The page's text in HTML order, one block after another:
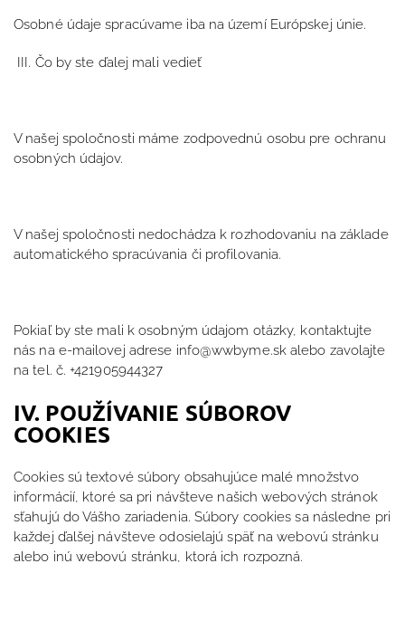
Osobné údaje spracúvame iba na území Európskej únie.
III. Čo by ste ďalej mali vedieť
V našej spoločnosti máme zodpovednú osobu pre ochranu
osobných údajov.
V našej spoločnosti nedochádza k rozhodovaniu na základe
automatického spracúvania či profilovania.
Pokiaľ by ste mali k osobným údajom otázky, kontaktujte
nás na e-mailovej adrese info@wwbyme.sk alebo zavolajte
na tel. č. +421905944327
IV. POUŽÍVANIE SÚBOROV
COOKIES
Cookies sú textové súbory obsahujúce malé množstvo
informácií, ktoré sa pri návšteve našich webových stránok
sťahujú do Vášho zariadenia. Súbory cookies sa následne pri
každej ďalšej návšteve odosielajú späť na webovú stránku
alebo inú webovú stránku, ktorá ich rozpozná.